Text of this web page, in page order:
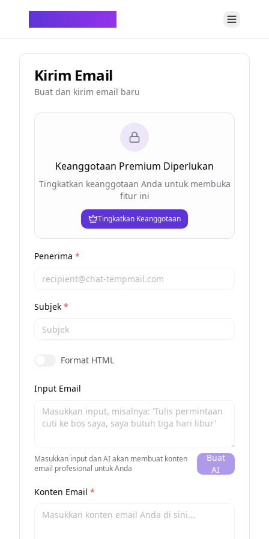
Kirim Email
Buat dan kirim email baru
Keanggotaan Premium Diperlukan
Tingkatkan keanggotaan Anda untuk membuka
fitur ini
Tingkatkan Keanggotaan
Penerima *
Subjek *
Format HTML
Input Email
Masukkan input dan AI akan membuat konten
email profesional untuk Anda
Buat
AI
Konten Email *